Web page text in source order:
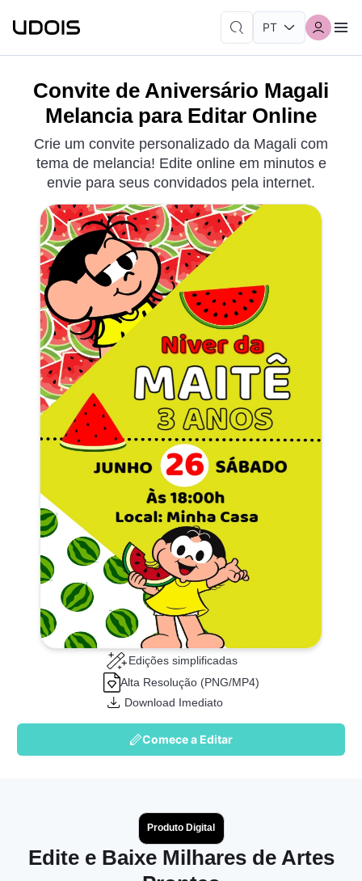
Convite de Aniversário Magali
Melancia para Editar Online
Crie um convite personalizado da Magali com
tema de melancia! Edite online em minutos e
envie para seus convidados pela internet.
Edições simplificadas
Alta Resolução (PNG/MP4)
Download Imediato
Comece a Editar
Produto Digital
Edite e Baixe Milhares de Artes